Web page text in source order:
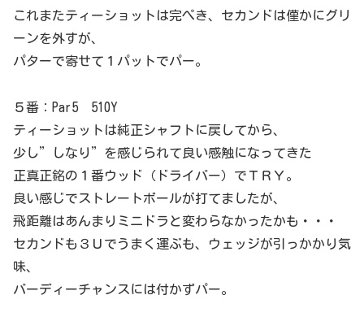
これまたティーショットは完ぺき、セカンドは僅かにグリ
ーンを外すが、
パターで寄せて１パットでパー。
５番：Par5 510Y
ティーショットは純正シャフトに戻してから、
少し”しなり”を感じられて良い感触になってきた
正真正銘の１番ウッド（ドライバー）でＴＲＹ。
良い感じでストレートボールが打てましたが、
飛距離はあんまりミニドラと変わらなかったかも・・・
セカンドも３Ｕでうまく運ぶも、ウェッジが引っかかり気
味、
バーディーチャンスには付かずパー。